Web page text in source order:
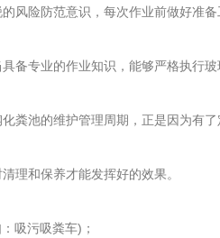
风险防范意识，每次作业前做好准
专业的作业知识，能够严格执行玻
池的维护管理周期，正是因为有了
和保养才能发挥好的效果。
吸污吸粪车)；